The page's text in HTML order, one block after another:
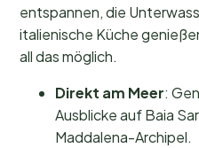
entspannen, die
italienische Küche
all das möglich.
Direkt am Meer:
Ausblicke auf Baia
Maddalena-Archipel.